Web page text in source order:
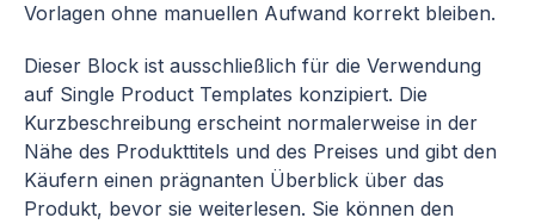
Vorlagen ohne manuellen Aufwand korrekt bleiben.
Dieser Block ist ausschließlich für die Verwendung
auf Single Product Templates konzipiert. Die
Kurzbeschreibung erscheint normalerweise in der
Nähe des Produkttitels und des Preises und gibt den
Käufern einen prägnanten Überblick über das
Produkt, bevor sie weiterlesen. Sie können den